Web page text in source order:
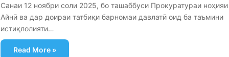
Санаи 12 ноябри соли 2025, бо ташаббуси Прокуратураи ноҳияи
Айнӣ ва дар доираи татбиқи барномаи давлатӣ оид ба таъмини
истиқлолияти…
Read More »